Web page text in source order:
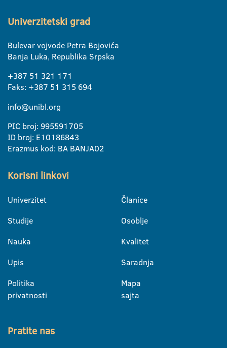
Univerzitetski grad
Bulevar vojvode Petra Bojovića
Banja Luka, Republika Srpska
+387 51 321 171
Faks: +387 51 315 694
info@unibl.org
PIC broj: 995591705
ID broj: E10186843
Erazmus kod: BA BANJA02
Korisni linkovi
Univerzitet
Studije
Nauka
Upis
Politika
privatnosti
Članice
Osoblje
Kvalitet
Saradnja
Mapa
sajta
Pratite nas